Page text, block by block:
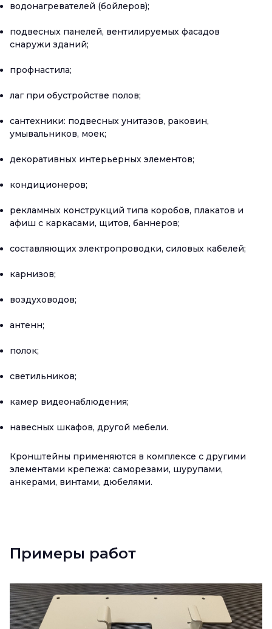
водонагревателей (бойлеров);
подвесных панелей, вентилируемых фасадов
снаружи зданий;
профнастила;
лаг при обустройстве полов;
сантехники: подвесных унитазов, раковин,
умывальников, моек;
декоративных интерьерных элементов;
кондиционеров;
рекламных конструкций типа коробов, плакатов и
афиш с каркасами, щитов, баннеров;
составляющих электропроводки, силовых кабелей;
карнизов;
воздуховодов;
антенн;
полок;
светильников;
камер видеонаблюдения;
навесных шкафов, другой мебели.
Кронштейны применяются в комплексе с другими
элементами крепежа: саморезами, шурупами,
анкерами, винтами, дюбелями.
Примеры работ